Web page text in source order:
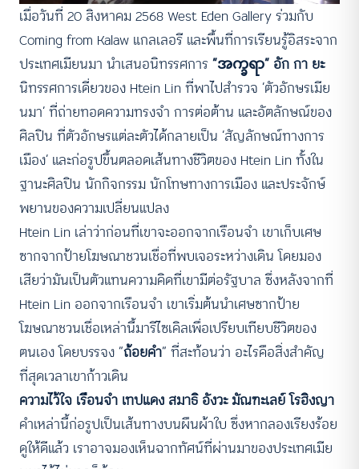
เมื่อวันที่ 20 สิงหาคม 2568 West Eden Gallery ร่วมกับ
Coming from Kalaw แกลเลอรี และพื้นที่การเรียนรู้อิสระจาก
ประเทศเมียนมา นำเสนอนิทรรศการ“အက္ခရာ” อัก กา ยะ
นิทรรศการเดี่ยวของ Htein Lin ที่พาไปสำรวจ ‘ตัวอักษรเมีย
นมา’ ที่ถ่ายทอดความทรงจำ การต่อต้าน และอัตลักษณ์ของ
ศิลปิน ที่ตัวอักษรแต่ละตัวได้กลายเป็น ‘สัญลักษณ์ทางการ
เมือง’ และก่อรูปขึ้นตลอดเส้นทางชีวิตของ Htein Lin ทั้งใน
ฐานะศิลปิน นักกิจกรรม นักโทษทางการเมือง และประจักษ์
พยานของความเปลี่ยนแปลง
Htein Lin เล่าว่าก่อนที่เขาจะออกจากเรือนจำ เขาเก็บเศษ
ซากจากป้ายโฆษณาชวนเชื่อที่พบเจอระหว่างเดิน โดยมอง
เสียว่ามันเป็นตัวแทนความคิดที่เขามีต่อรัฐบาล ซึ่งหลังจากที่
Htein Lin ออกจากเรือนจำ เขาเริ่มต้นนำเศษซากป้าย
โฆษณาชวนเชื่อเหล่านี้มารีไซเคิลเพื่อเปรียบเทียบชีวิตของ
ตนเอง โดยบรรจง “ถ้อยคำ” ที่สะท้อนว่า อะไรคือสิ่งสำคัญ
ที่สุดเวลาเขาก้าวเดิน
ความไว้ใจ เรือนจำ เทปแดง สมาธิ อังวะ มัณฑะเลย์ โรฮิงญา
คำเหล่านี้ก่อรูปเป็นเส้นทางบนผืนผ้าใบ ซึ่งหากลองเรียงร้อย
ดูให้ดีแล้ว เราอาจมองเห็นฉากทัศน์ที่ผ่านมาของประเทศเมีย